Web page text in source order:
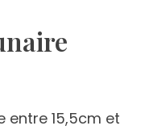
entre 15,5cm et